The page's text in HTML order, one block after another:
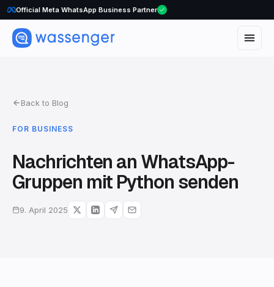
Official Meta WhatsApp Business Partner
Back to Blog
FOR BUSINESS
Nachrichten an WhatsApp-
Gruppen mit Python senden
9. April 2025